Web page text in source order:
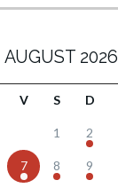
AUGUST 2026
V S D
1 2
7 8 9